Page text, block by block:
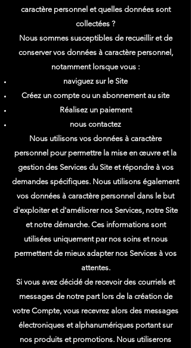
caractère personnel et quelles données sont
collectées ?
Nous sommes susceptibles de recueillir et de
conserver vos données à caractère personnel,
notamment lorsque vous :
naviguez sur le Site
Créez un compte ou un abonnement au site
Réalisez un paiement
nous contactez
Nous utilisons vos données à caractère
personnel pour permettre la mise en œuvre et la
gestion des Services du Site et répondre à vos
demandes spécifiques. Nous utilisons également
vos données à caractère personnel dans le but
d'exploiter et d'améliorer nos Services, notre Site
et notre démarche. Ces informations sont
utilisées uniquement par nos soins et nous
permettent de mieux adapter nos Services à vos
attentes.
Si vous avez décidé de recevoir des courriels et
messages de notre part lors de la création de
votre Compte, vous recevrez alors des messages
électroniques et alphanumériques portant sur
nos produits et promotions. Nous utiliserons